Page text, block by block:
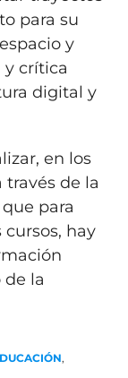
para su
y
crítica
digital y
en los
través de la
para
hay
la
,